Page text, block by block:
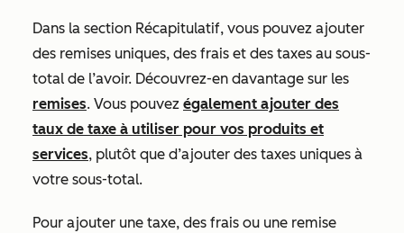
Dans la section Récapitulatif, vous pouvez ajouter
des remises uniques, des frais et des taxes au sous-
total de l’avoir. Découvrez-en davantage sur les
remises. Vous pouvez également ajouter des
taux de taxe à utiliser pour vos produits et
services, plutôt que d’ajouter des taxes uniques à
votre sous-total.
Pour ajouter une taxe, des frais ou une remise